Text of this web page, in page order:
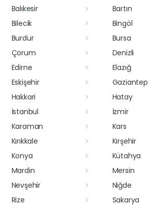
Balıkesir
Bartın
Bilecik
Bingöl
Burdur
Bursa
Çorum
Denizli
Edirne
Elazığ
Eskişehir
Gaziantep
Hakkari
Hatay
İstanbul
İzmir
Karaman
Kars
Kırıkkale
Kırşehir
Konya
Kütahya
Mardin
Mersin
Nevşehir
Niğde
Rize
Sakarya